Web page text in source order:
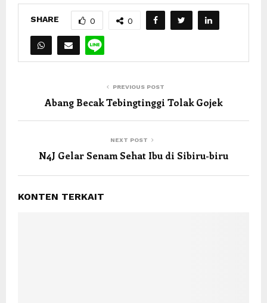
SHARE 0 0
PREVIOUS POST
Abang Becak Tebingtinggi Tolak Gojek
NEXT POST
N4J Gelar Senam Sehat Ibu di Sibiru-biru
KONTEN TERKAIT